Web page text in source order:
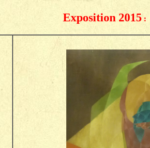
Exposition 2015: